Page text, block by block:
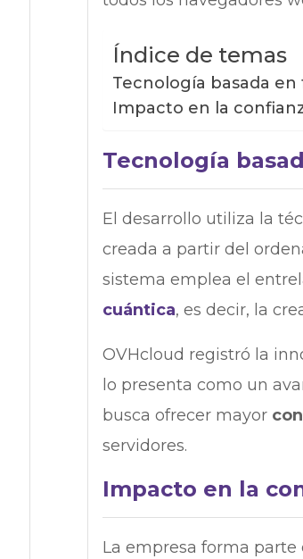
Índice de temas
Tecnología basada en
Impacto en la
Tecnología
El desarrollo utiliza la
creada a partir del
sistema emplea el
cuántica, es decir, la
OVHcloud registró la
lo presenta como un
busca ofrecer mayor
servidores.
Impacto en la
La empresa forma parte